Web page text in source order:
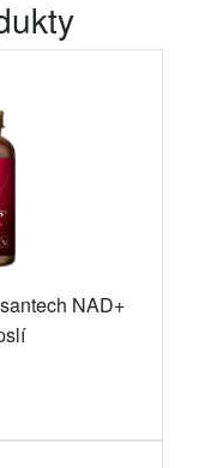
NAD+